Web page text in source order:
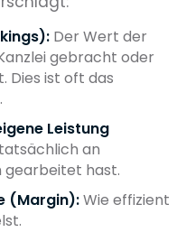
Der Wert der
gebracht oder
Dies ist oft das
.
Leistung
an
hast.
(Margin):Wie effizient